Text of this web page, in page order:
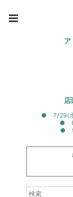
● 7/29(水
●
●